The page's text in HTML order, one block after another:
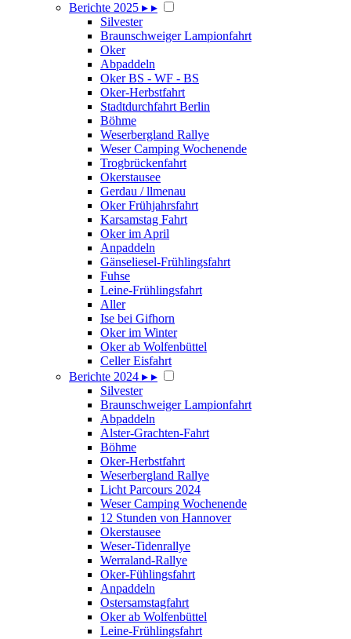
Berichte 2025 ▸ ▸
Silvester
Braunschweiger Lampionfahrt
Oker
Abpaddeln
Oker BS - WF - BS
Oker-Herbstfahrt
Stadtdurchfahrt Berlin
Böhme
Weserbergland Rallye
Weser Camping Wochenende
Trogbrückenfahrt
Okerstausee
Gerdau / llmenau
Oker Frühjahrsfahrt
Karsamstag Fahrt
Oker im April
Anpaddeln
Gänseliesel-Frühlingsfahrt
Fuhse
Leine-Frühlingsfahrt
Aller
Ise bei Gifhorn
Oker im Winter
Oker ab Wolfenbüttel
Celler Eisfahrt
Berichte 2024 ▸ ▸
Silvester
Braunschweiger Lampionfahrt
Abpaddeln
Alster-Grachten-Fahrt
Böhme
Oker-Herbstfahrt
Weserbergland Rallye
Licht Parcours 2024
Weser Camping Wochenende
12 Stunden von Hannover
Okerstausee
Weser-Tidenrallye
Werraland-Rallye
Oker-Fühlingsfahrt
Anpaddeln
Ostersamstagfahrt
Oker ab Wolfenbüttel
Leine-Frühlingsfahrt